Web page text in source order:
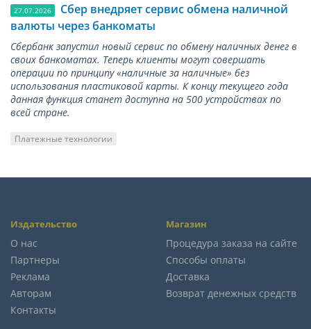
27.07.2026
Сбер внедряет сервис обмена наличной
валюты через банкоматы
Сбербанк запустил новый сервис по обмену наличных денег в
своих банкоматах. Теперь клиенты могут совершать
операции по принципу «наличные за наличные» без
использования пластиковой карты. К концу текущего года
данная функция станет доступна на 500 устройствах по
всей стране.
Платежные технологии
Издательство
О нас
Партнеры
Реклама
Авторам
Контакты
Магазин
Процедура заказа на сайте
Способы оплаты
Доставка
Возврат денежных средств